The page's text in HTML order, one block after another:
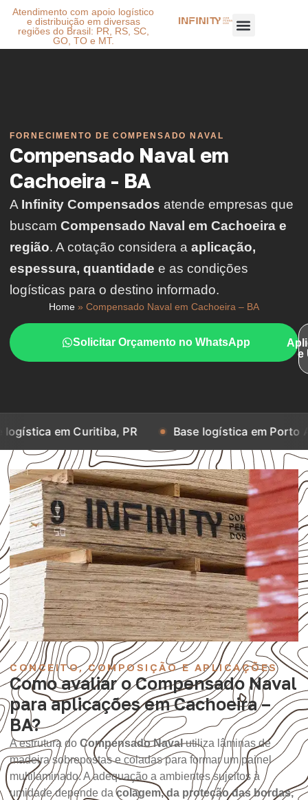
Atendimento com apoio logístico
e distribuição em diversas
regiões do Brasil: PR, RS, SC,
GO, TO e MT.
FORNECIMENTO DE COMPENSADO NAVAL
Compensado Naval em
Cachoeira - BA
A Infinity Compensados atende empresas que
buscam Compensado Naval em Cachoeira e
região. A cotação considera a aplicação,
espessura, quantidade e as condições
logísticas para o destino informado.
Home » Compensado Naval em Cachoeira – BA
Solicitar Orçamento no WhatsApp
e
Curitiba, PR Base logística em Porto Alegre, RS
CONCEITO, COMPOSIÇÃO E APLICAÇÕES
Como avaliar o Compensado Naval
para aplicações em Cachoeira –
BA?
A estrutura do Compensado Navalutiliza lâminas de
madeira sobrepostas e coladas para formar um painel
multilaminado. A adequação a ambientes sujeitos à
umidade depende dacolagem, da proteção das bordas,